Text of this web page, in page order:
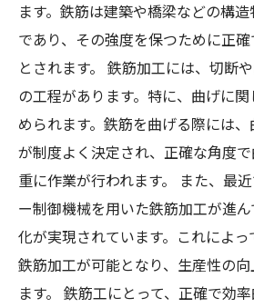
ます。鉄筋は建築や橋梁などの構
であり、その強度を保つために正
とされます。 鉄筋加工には、切断
の工程があります。特に、曲げに
められます。鉄筋を曲げる際には
が制度よく決定され、正確な角度
重に作業が行われます。 また、最
ー制御機械を用いた鉄筋加工が進
化が実現されています。これによ
鉄筋加工が可能となり、生産性の
ます。 鉄筋工にとって、正確で効